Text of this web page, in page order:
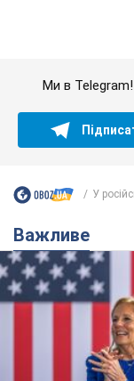
Дружина
перший
"агресивний" рак
Спершу лікарі не